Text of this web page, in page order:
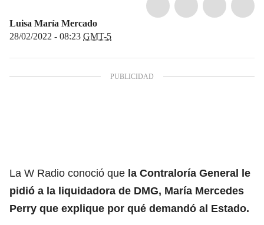
Luisa María Mercado
28/02/2022 - 08:23 GMT-5
La W Radio conoció que la Contraloría General le
pidió a la liquidadora de DMG, María Mercedes
Perry que explique por qué demandó al Estado.